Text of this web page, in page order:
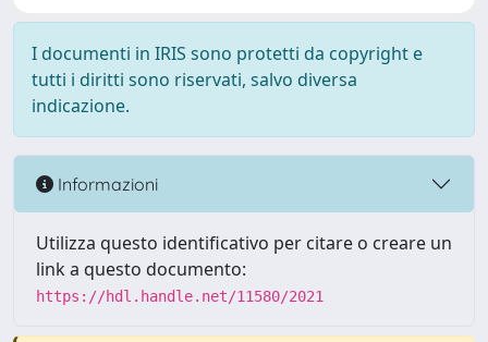
I documenti in IRIS sono protetti da copyright e
tutti i diritti sono riservati, salvo diversa
indicazione.
Informazioni
Utilizza questo identificativo per citare o creare un
link a questo documento:
https://hdl.handle.net/11580/2021